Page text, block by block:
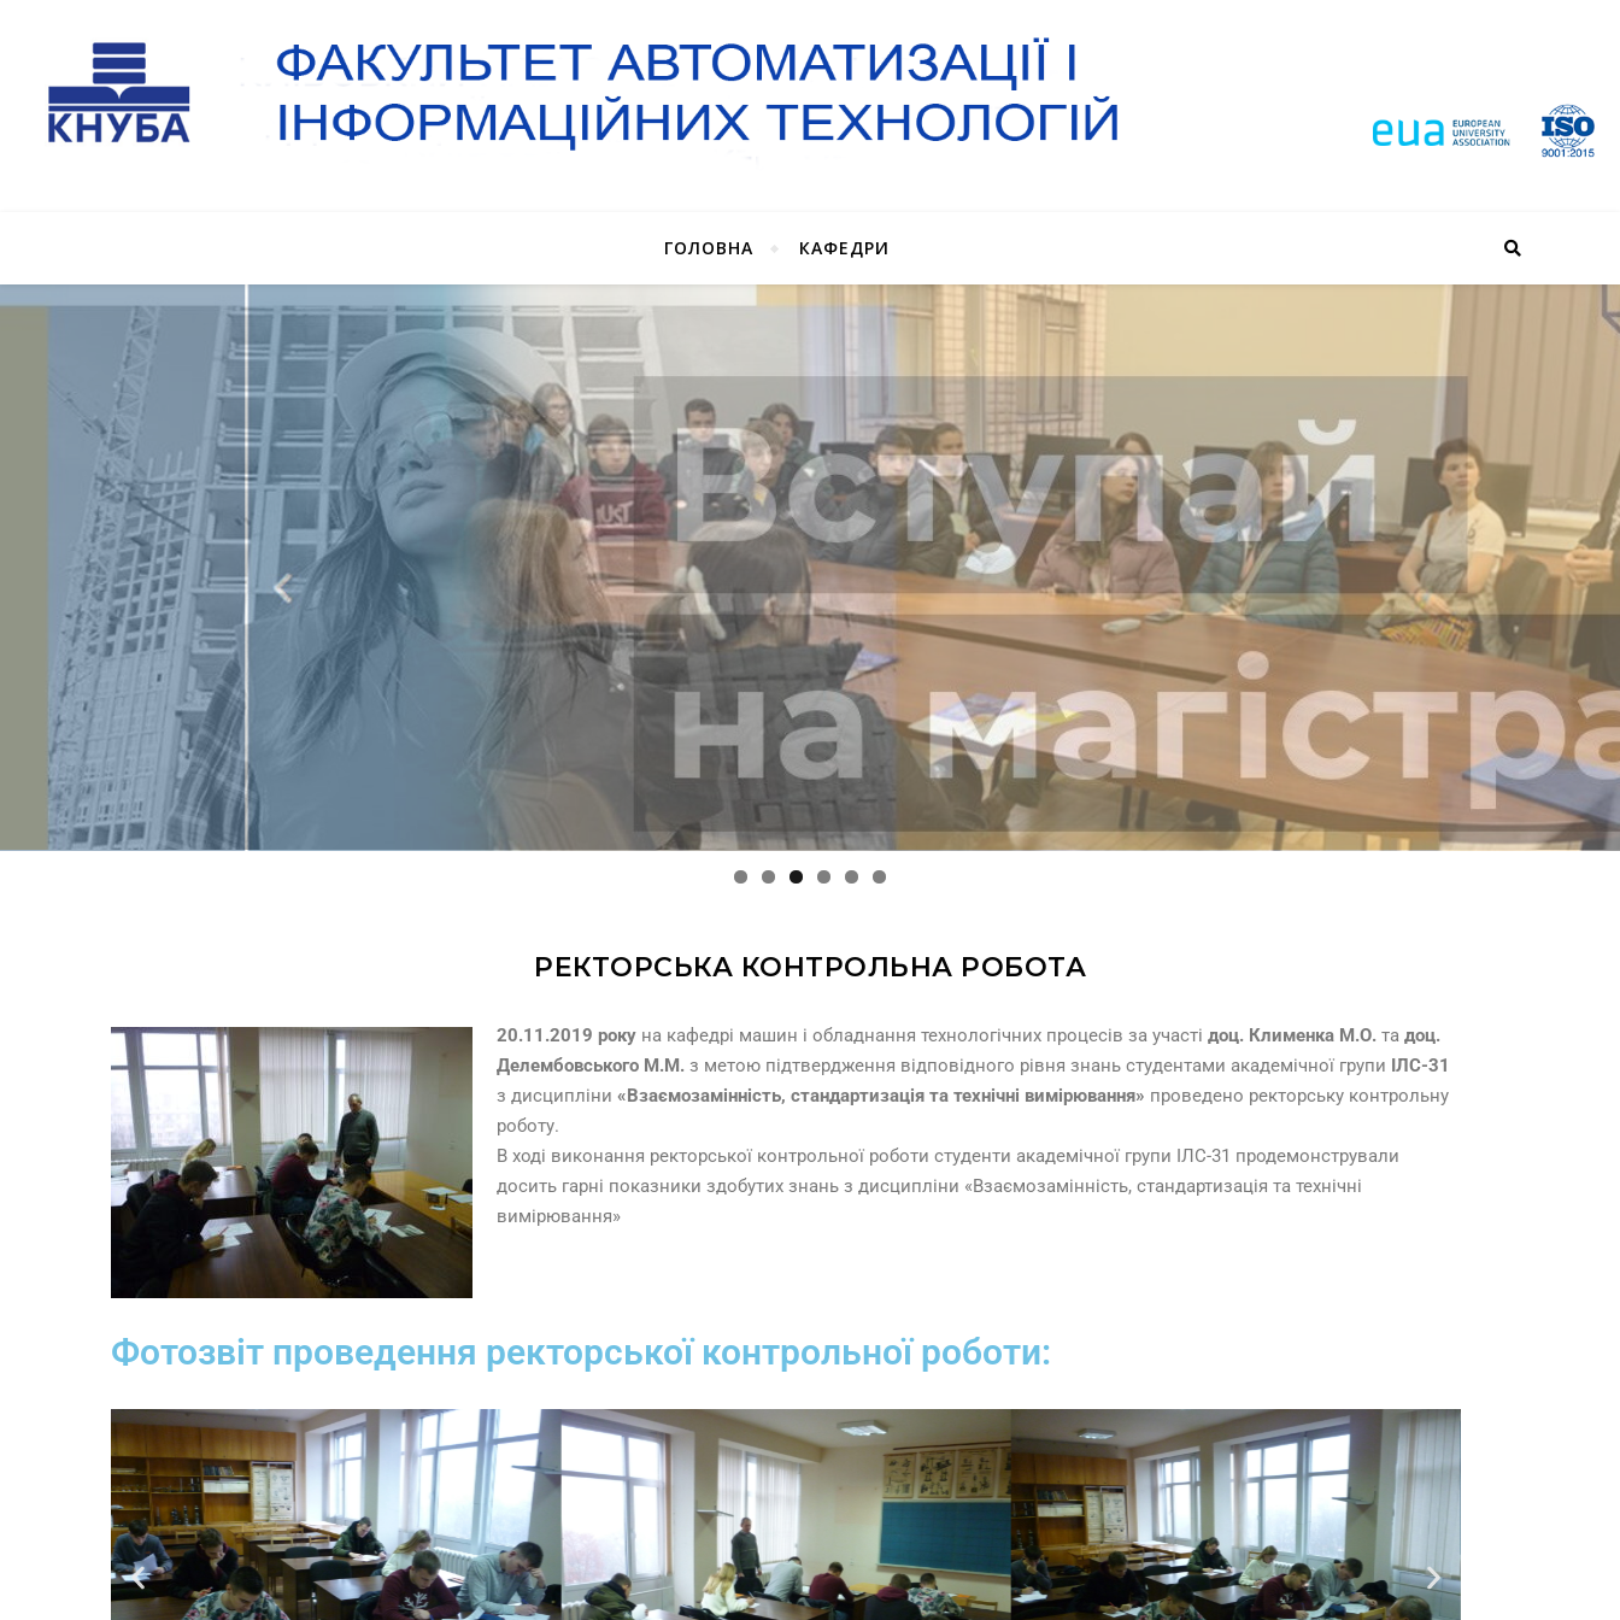
ГОЛОВНА КАФЕДРИ
РЕКТОРСЬКА КОНТРОЛЬНА РОБОТА
20.11.2019 року на кафедрі машин і обладнання технологічних процесів за участі доц. Клименка М.О. та доц.
Делембовського М.М. з метою підтвердження відповідного рівня знань студентами академічної групи ІЛС-31
з дисципліни «Взаємозамінність, стандартизація та технічні вимірювання» проведено ректорську контрольну
роботу.
В ході виконання ректорської контрольної роботи студенти академічної групи ІЛС-31 продемонстрували
досить гарні показники здобутих знань з дисципліни «Взаємозамінність, стандартизація та технічні
вимірювання»
Фотозвіт проведення ректорської контрольної роботи: